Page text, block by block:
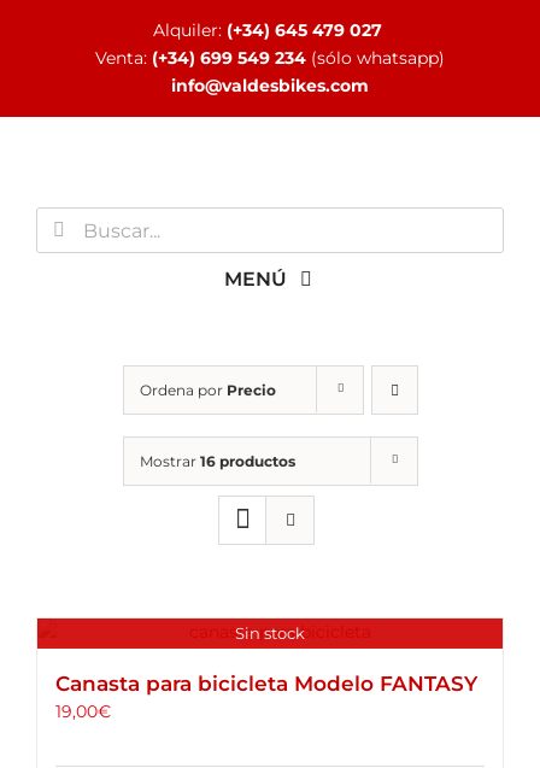
Alquiler: (+34) 645 479 027
Venta: (+34) 699 549 234 (sólo whatsapp)
info@valdesbikes.com
Buscar:
MENÚ
ALQUILER DE BICICLETAS
BLOG
Ordena por Precio
Mostrar 16 productos
Sin stock
Canasta para bicicleta Modelo FANTASY
19,00€